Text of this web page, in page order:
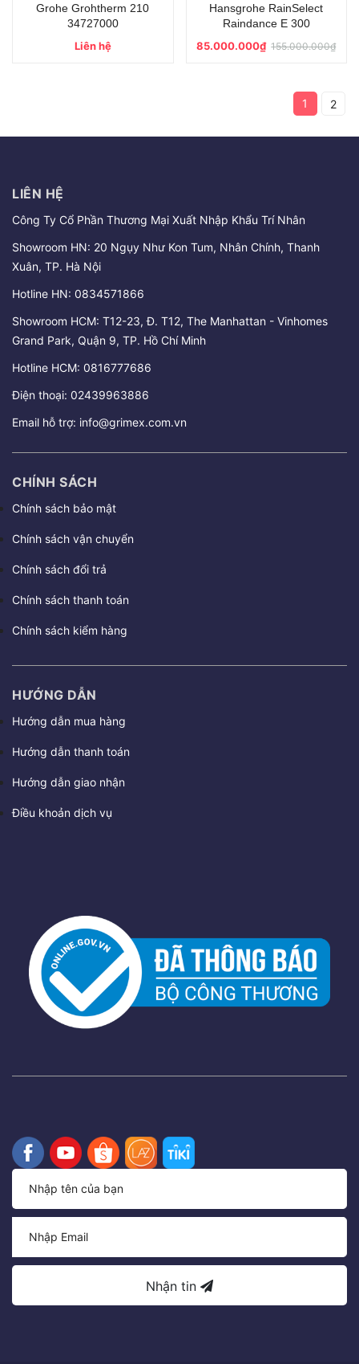
Grohe Grohtherm 210
34727000
Liên hệ
Hansgrohe RainSelect
Raindance E 300
85.000.000₫155.000.000₫
1 2
LIÊN HỆ
Công Ty Cổ Phần Thương Mại Xuất Nhập Khẩu Trí Nhân
Showroom HN: 20 Ngụy Như Kon Tum, Nhân Chính, Thanh
Xuân, TP. Hà Nội
Hotline HN: 0834571866
Showroom HCM: T12-23, Đ. T12, The Manhattan - Vinhomes
Grand Park, Quận 9, TP. Hồ Chí Minh
Hotline HCM: 0816777686
Điện thoại: 02439963886
Email hỗ trợ: info@grimex.com.vn
CHÍNH SÁCH
Chính sách bảo mật
Chính sách vận chuyển
Chính sách đổi trả
Chính sách thanh toán
Chính sách kiểm hàng
HƯỚNG DẪN
Hướng dẫn mua hàng
Hướng dẫn thanh toán
Hướng dẫn giao nhận
Điều khoản dịch vụ
Nhận tin